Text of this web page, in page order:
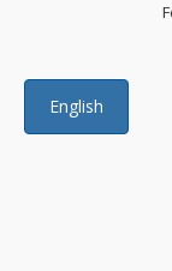
English